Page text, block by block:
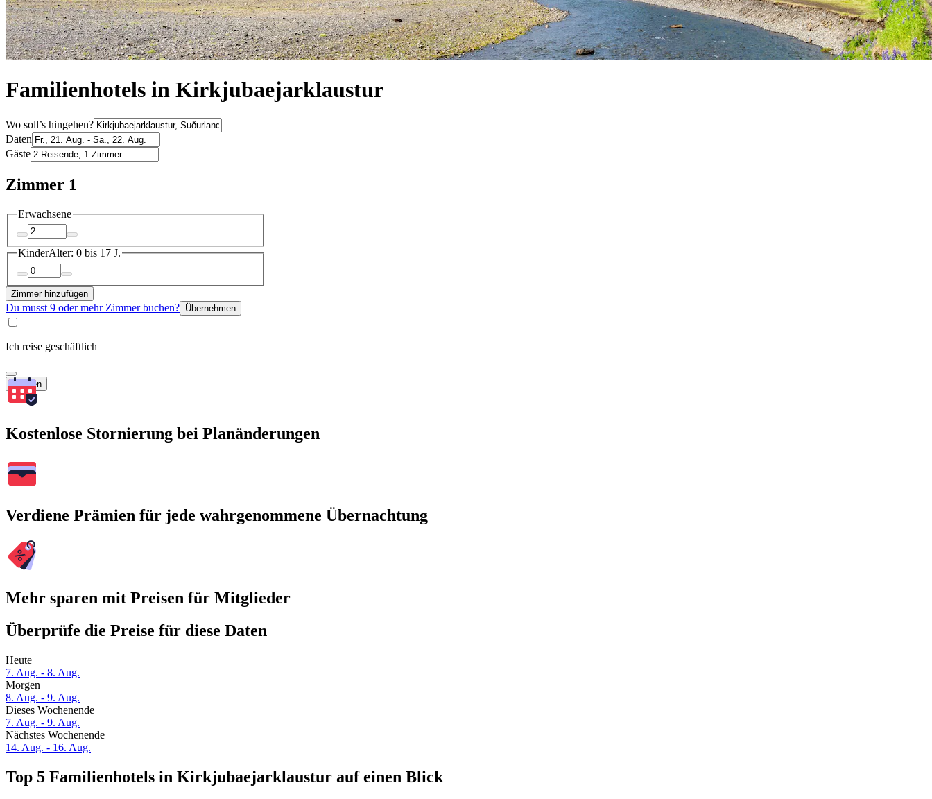
Familienhotels in Kirkjubaejarklaustur
Wo soll’s hingehen?
Daten
Gäste
Zimmer 1
Erwachsene
KinderAlter: 0 bis 17 J.
Zimmer hinzufügen
Du musst 9 oder mehr Zimmer buchen? Übernehmen
Ich reise geschäftlich
Suchen
Kostenlose Stornierung bei Planänderungen
Verdiene Prämien für jede wahrgenommene Übernachtung
Mehr sparen mit Preisen für Mitglieder
Überprüfe die Preise für diese Daten
Heute
7. Aug. - 8. Aug.
Morgen
8. Aug. - 9. Aug.
Dieses Wochenende
7. Aug. - 9. Aug.
Nächstes Wochenende
14. Aug. - 16. Aug.
Top 5 Familienhotels in Kirkjubaejarklaustur auf einen Blick